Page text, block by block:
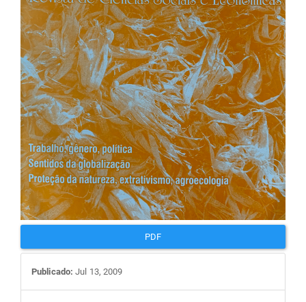
artigos
PDF
Publicado: Jul 13, 2009